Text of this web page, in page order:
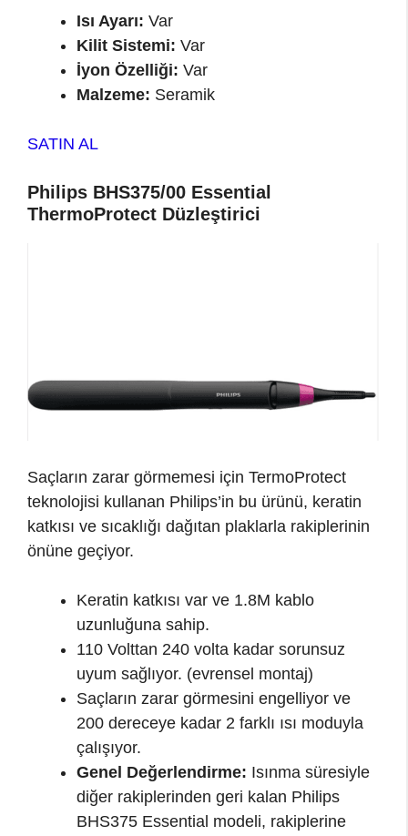
Isı Ayarı: Var
Kilit Sistemi: Var
İyon Özelliği: Var
Malzeme: Seramik
SATIN AL
Philips BHS375/00 Essential
ThermoProtect Düzleştirici
Saçların zarar görmemesi için TermoProtect
teknolojisi kullanan Philips’in bu ürünü, keratin
katkısı ve sıcaklığı dağıtan plaklarla rakiplerinin
önüne geçiyor.
Keratin katkısı var ve 1.8M kablo
uzunluğuna sahip.
110 Volttan 240 volta kadar sorunsuz
uyum sağlıyor. (evrensel montaj)
Saçların zarar görmesini engelliyor ve
200 dereceye kadar 2 farklı ısı moduyla
çalışıyor.
Genel Değerlendirme: Isınma süresiyle
diğer rakiplerinden geri kalan Philips
BHS375 Essential modeli, rakiplerine